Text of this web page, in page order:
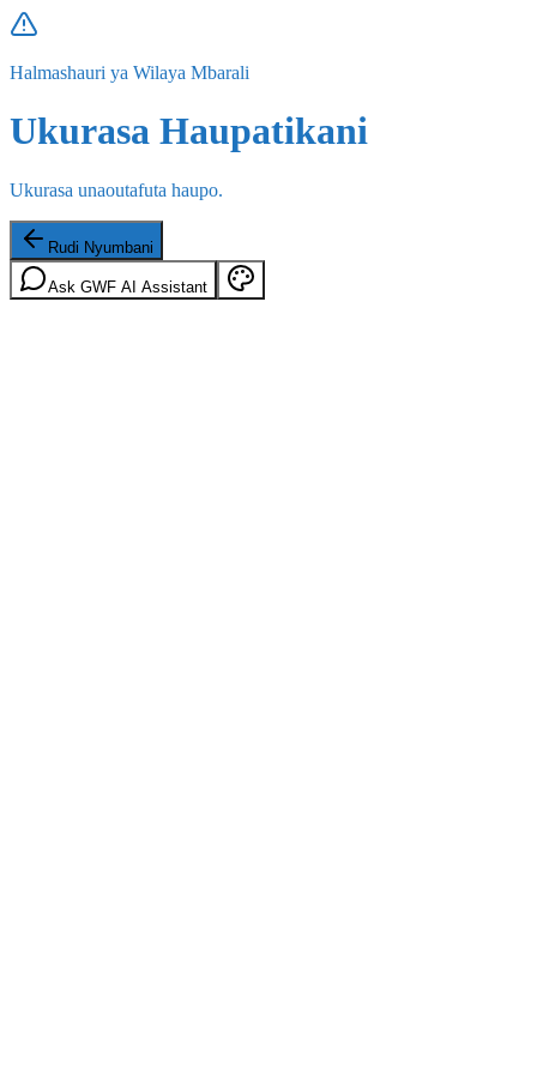
Halmashauri ya Wilaya Mbarali
Ukurasa Haupatikani
Ukurasa unaoutafuta haupo.
Rudi Nyumbani
Ask GWF AI Assistant